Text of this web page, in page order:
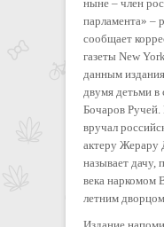
ныне – член
парламента» –
сообщает
газеты New
данным
двумя детьми в
Бочаров Ручей.
вручал
актеру Жерару
называет дачу,
века наркомом
летним